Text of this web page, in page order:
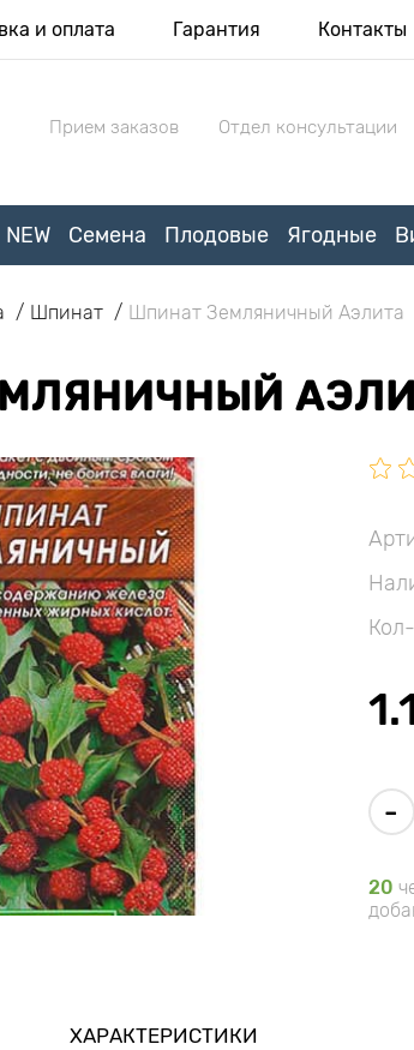
и оплата Гарантия Контакты
Прием заказов Отдел консультации
NEW Семена Плодовые Ягодные
Шпинат Шпинат Земляничный Аэлита
-
20
ХАРАКТЕРИСТИКИ